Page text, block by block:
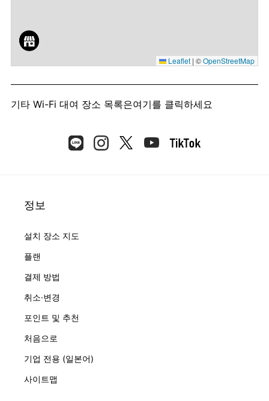
Leaflet | ©OpenStreetMap
기타 Wi-Fi 대여 장소 목록은여기를 클릭하세요
정보
설치 장소 지도
플랜
결제 방법
취소·변경
포인트 및 추천
처음으로
기업 전용 (일본어)
사이트맵